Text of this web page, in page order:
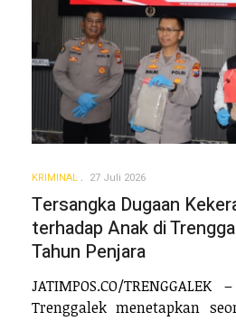
KRIMINAL 27 Juli 2026
Tersangka Dugaan
terhadap Anak di
Tahun Penjara
JATIMPOS.CO/
Trenggalek menetapkan